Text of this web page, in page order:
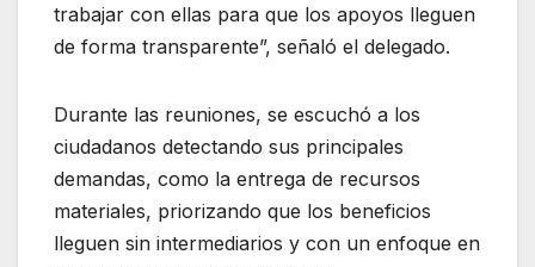
trabajar con ellas para que los apoyos lleguen
de forma transparente”, señaló el delegado.
Durante las reuniones, se escuchó a los
ciudadanos detectando sus principales
demandas, como la entrega de recursos
materiales, priorizando que los beneficios
lleguen sin intermediarios y con un enfoque en